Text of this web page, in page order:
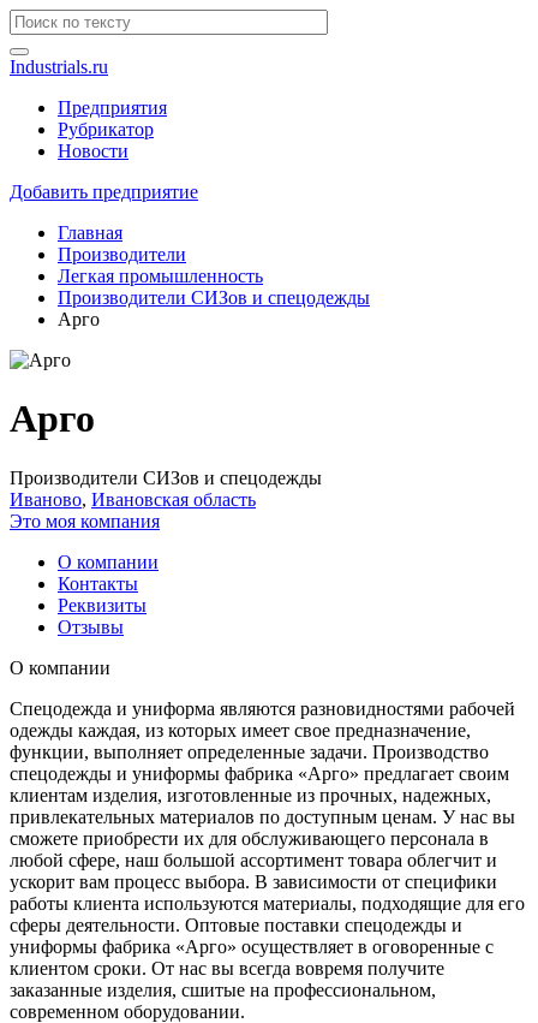
Industrials.ru
Предприятия
Рубрикатор
Новости
Добавить предприятие
Главная
Производители
Легкая промышленность
Производители СИЗов и спецодежды
Арго
Арго
Производители СИЗов и спецодежды
Иваново, Ивановская область
Это моя компания
О компании
Контакты
Реквизиты
Отзывы
О компании
Спецодежда и униформа являются разновидностями рабочей
одежды каждая, из которых имеет свое предназначение,
функции, выполняет определенные задачи. Производство
спецодежды и униформы фабрика «Арго» предлагает своим
клиентам изделия, изготовленные из прочных, надежных,
привлекательных материалов по доступным ценам. У нас вы
сможете приобрести их для обслуживающего персонала в
любой сфере, наш большой ассортимент товара облегчит и
ускорит вам процесс выбора. В зависимости от специфики
работы клиента используются материалы, подходящие для его
сферы деятельности. Оптовые поставки спецодежды и
униформы фабрика «Арго» осуществляет в оговоренные с
клиентом сроки. От нас вы всегда вовремя получите
заказанные изделия, сшитые на профессиональном,
современном оборудовании.